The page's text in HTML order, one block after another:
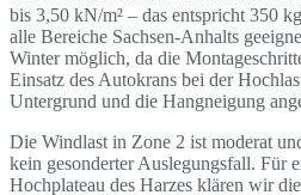
bis 3,50 kN/m² – das entspricht 350
alle Bereiche Sachsen-Anhalts
Winter möglich, da die
Einsatz des Autokrans bei der
Untergrund und die Hangneigung
Die Windlast in Zone 2 ist moderat
kein gesonderter Auslegungsfall. Für
Hochplateau des Harzes klären wir